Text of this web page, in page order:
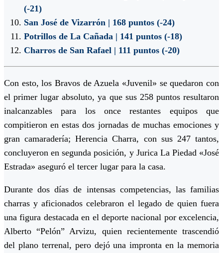
(-21)
San José de Vizarrón | 168 puntos (-24)
Potrillos de La Cañada | 141 puntos (-18)
Charros de San Rafael | 111 puntos (-20)
Con esto, los Bravos de Azuela «Juvenil» se quedaron con
el primer lugar absoluto, ya que sus 258 puntos resultaron
inalcanzables para los once restantes equipos que
compitieron en estas dos jornadas de muchas emociones y
gran camaradería; Herencia Charra, con sus 247 tantos,
concluyeron en segunda posición, y Jurica La Piedad «José
Estrada» aseguró el tercer lugar para la casa.
Durante dos días de intensas competencias, las familias
charras y aficionados celebraron el legado de quien fuera
una figura destacada en el deporte nacional por excelencia,
Alberto “Pelón” Arvizu, quien recientemente trascendió
del plano terrenal, pero dejó una impronta en la memoria